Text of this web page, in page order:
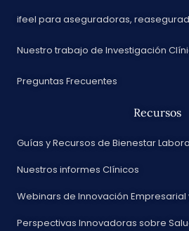
ifeel para aseguradoras,
Nuestro trabajo de Investigación
Preguntas Frecuentes
Recursos
Guías y Recursos de Bienestar
Nuestros informes Clínicos
Webinars de Innovación Empresarial
Perspectivas Innovadoras sobre